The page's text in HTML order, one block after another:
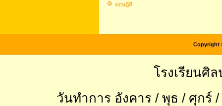
ทฤษฎีสี
Copyright
โรงเรียนศิ
วันทำการ อังคาร / พุธ / ศุกร์